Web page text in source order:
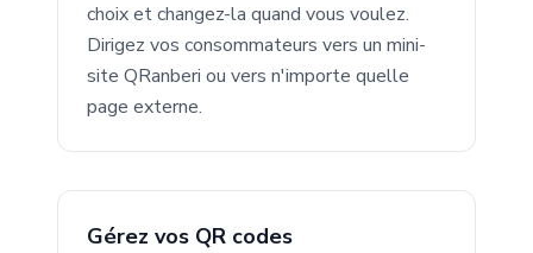
choix et changez-la quand vous voulez.
Dirigez vos consommateurs vers un mini-
site QRanberi ou vers n'importe quelle
page externe.
Gérez vos QR codes